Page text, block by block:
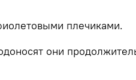
плечиками.
они